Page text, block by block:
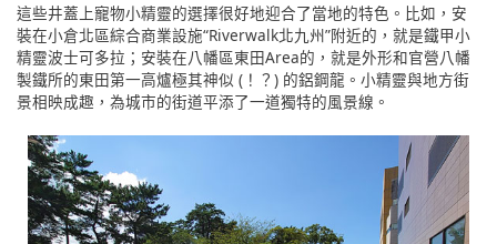
這些井蓋上寵物小精靈的選擇很好地迎合了當地的特色。比如，安
裝在小倉北區綜合商業設施“Riverwalk北九州”附近的，就是鐵甲小
精靈波士可多拉；安裝在八幡區東田Area的，就是外形和官營八幡
製鐵所的東田第一高爐極其神似 (！？) 的鋁鋼龍。小精靈與地方街
景相映成趣，為城市的街道平添了一道獨特的風景線。